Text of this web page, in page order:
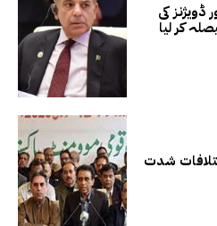
ڈویژنز کی
شدت